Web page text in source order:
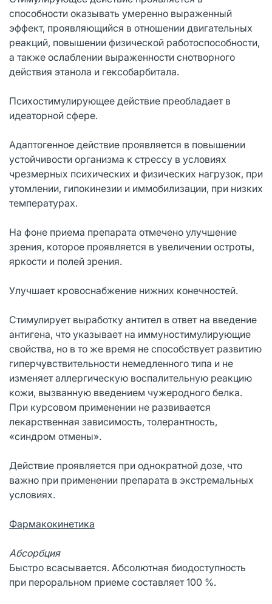
способности оказывать умеренно выраженный
эффект, проявляющийся в отношении двигательных
реакций, повышении физической работоспособности,
а также ослаблении выраженности снотворного
действия этанола и гексобарбитала.
Психостимулирующее действие преобладает в
идеаторной сфере.
Адаптогенное действие проявляется в повышении
устойчивости организма к стрессу в условиях
чрезмерных психических и физических нагрузок, при
утомлении, гипокинезии и иммобилизации, при низких
температурах.
На фоне приема препарата отмечено улучшение
зрения, которое проявляется в увеличении остроты,
яркости и полей зрения.
Улучшает кровоснабжение нижних конечностей.
Стимулирует выработку антител в ответ на введение
антигена, что указывает на иммуностимулирующие
свойства, но в то же время не способствует развитию
гиперчувствительности немедленного типа и не
изменяет аллергическую воспалительную реакцию
кожи, вызванную введением чужеродного белка.
При курсовом применении не развивается
лекарственная зависимость, толерантность,
«синдром отмены».
Действие проявляется при однократной дозе, что
важно при применении препарата в экстремальных
условиях.
Фармакокинетика
Абсорбция
Быстро всасывается. Абсолютная биодоступность
при пероральном приеме составляет 100 %.